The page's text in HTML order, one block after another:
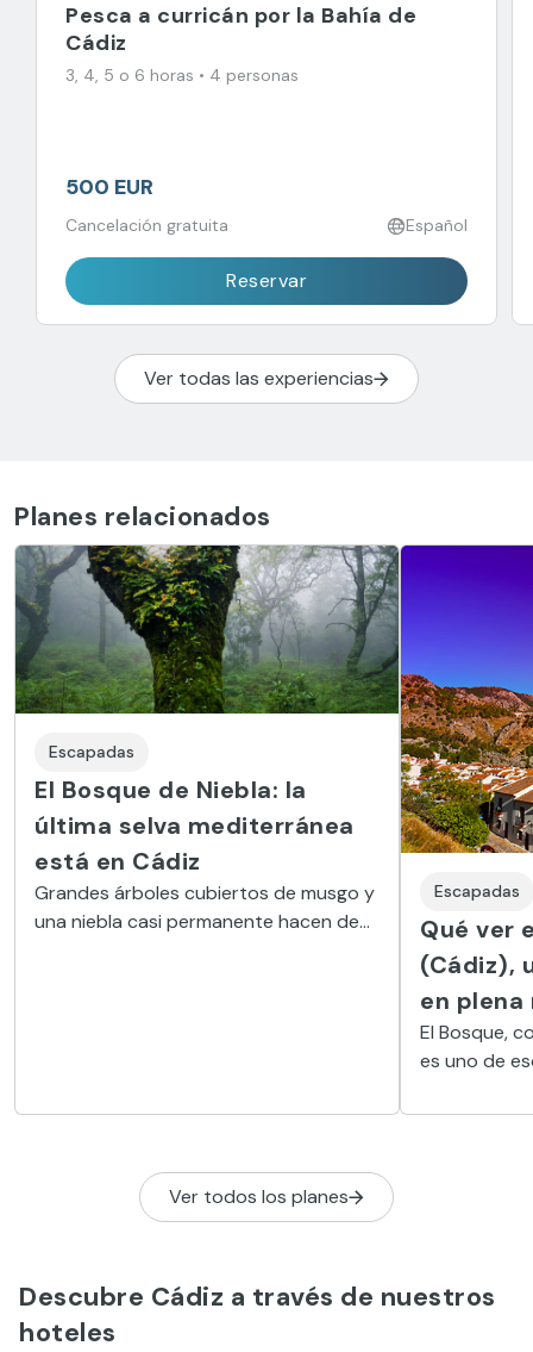
Pesca a curricán por la Bahía de
Cádiz
3, 4, 5 o 6 horas • 4 personas
500 EUR
Cancelación gratuita Español
Reservar
Ver todas las experiencias
Planes relacionados
Escapadas
El Bosque de Niebla: la
última selva mediterránea
está en Cádiz
Grandes árboles cubiertos de musgo y
una niebla casi permanente hacen de
Escapadas
Qué ver
(Cádiz),
en plena
El Bosque,
es uno de
donde
Ver todos los planes
Descubre Cádiz a través de nuestros
hoteles